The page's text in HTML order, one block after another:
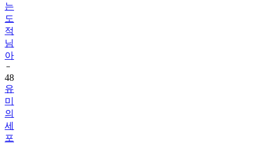
는
도
적
님
아
48
유
미
의
세
포